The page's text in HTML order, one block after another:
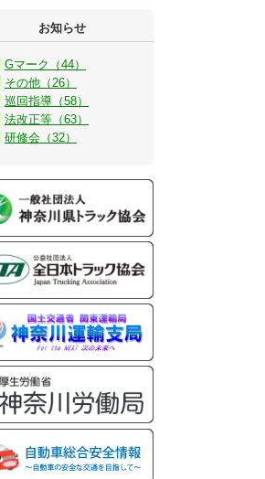
お知らせ
Gマーク（44）
その他（26）
巡回指導（58）
法改正等（63）
研修会（32）